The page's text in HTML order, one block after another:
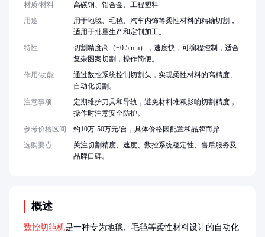
概述
数控切毡机是一种专为地毯、毛毡等柔性材料设计的自动化
材质/材料
高碳钢、铝合金、工程塑料
用途
用于地毯、毛毡、汽车内饰等柔性材料的精确切割，
适用于批量生产和定制加工。
特性
切割精度高（±0.5mm），速度快，可编程控制，适合
复杂图案切割，操作简便。
作用/功能
通过数控系统控制切割头，实现柔性材料的高精度、
自动化切割。
注意事项
定期维护刀具和导轨，避免材料堆积影响切割精度，
操作时注意安全防护。
参考价格区间
约10万-50万元/台，具体价格因配置和品牌而异
选购要点
关注切割精度、速度、数控系统稳定性、售后服务及
品牌口碑。